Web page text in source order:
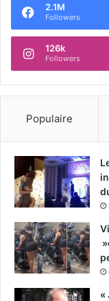
2.1M
Followers
126k
Followers
Populaire
«